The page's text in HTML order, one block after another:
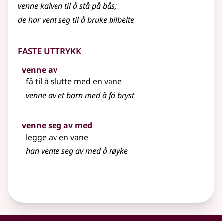
vennekalven til å stå på bås;
de har vent seg til å bruke bilbelte
Faste uttrykk
venne av
få til å slutte med en vane
venne av et barn med å få bryst
venne seg av med
legge av en vane
han vente seg av med å røyke